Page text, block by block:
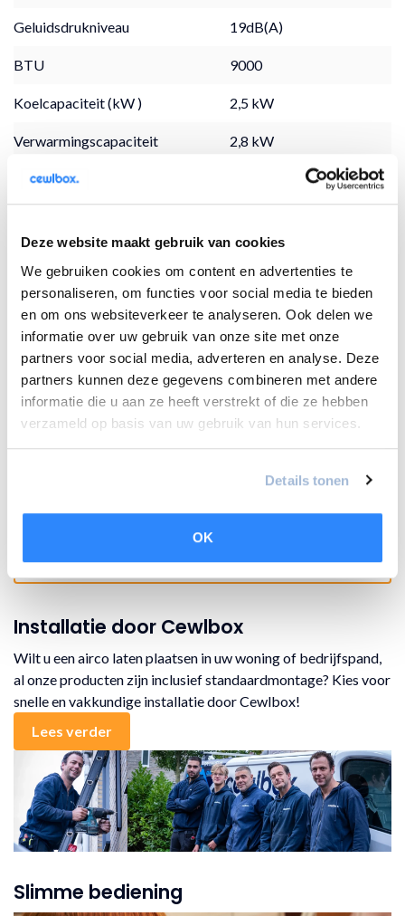
Deze website maakt gebruik van cookies
We gebruiken cookies om content en advertenties te
personaliseren, om functies voor social media te bieden
en om ons websiteverkeer te analyseren. Ook delen we
informatie over uw gebruik van onze site met onze
partners voor social media, adverteren en analyse. Deze
partners kunnen deze gegevens combineren met andere
informatie die u aan ze heeft verstrekt of die ze hebben
verzameld op basis van uw gebruik van hun services.
Details tonen
OK
Geluidsdrukniveau 19dB(A)
BTU 9000
Koelcapaciteit (kW ) 2,5 kW
Verwarmingscapaciteit
2,8 kW
Temperatuurbereik koelen
-10 tot +50
Temperatuurbereik
verwarmen (°C)
-20 tot +24
SEER 8,52
SCOP 5,10
Wifi
Vergelijk product
Installatie door Cewlbox
Wilt u een airco laten plaatsen in uw woning of bedrijfspand,
al onze producten zijn inclusief standaardmontage? Kies voor
snelle en vakkundige installatie door Cewlbox!
Lees verder
Slimme bediening